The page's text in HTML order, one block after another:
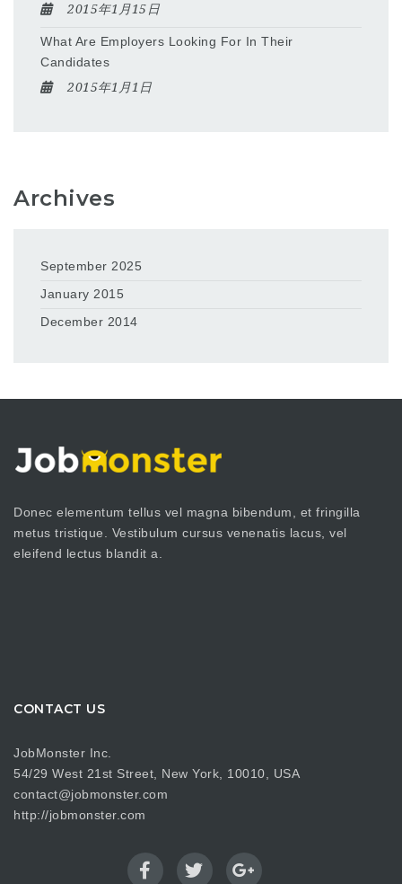
2015年1月15日
What Are Employers Looking For In Their
Candidates
2015年1月1日
Archives
September 2025
January 2015
December 2014
Donec elementum tellus vel magna bibendum, et fringilla
metus tristique. Vestibulum cursus venenatis lacus, vel
eleifend lectus blandit a.
CONTACT US
JobMonster Inc.
54/29 West 21st Street, New York, 10010, USA
contact@jobmonster.com
http://jobmonster.com